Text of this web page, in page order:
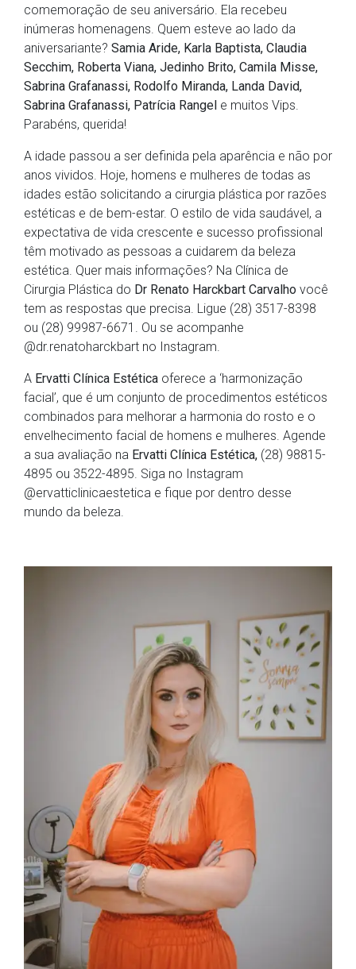
comemoração de seu aniversário. Ela recebeu
inúmeras homenagens. Quem esteve ao lado da
aniversariante? Samia Aride, Karla Baptista, Claudia
Secchim, Roberta Viana, Jedinho Brito, Camila Misse,
Sabrina Grafanassi, Rodolfo Miranda, Landa David,
Sabrina Grafanassi, Patrícia Rangel e muitos Vips.
Parabéns, querida!
A idade passou a ser definida pela aparência e não por
anos vividos. Hoje, homens e mulheres de todas as
idades estão solicitando a cirurgia plástica por razões
estéticas e de bem-estar. O estilo de vida saudável, a
expectativa de vida crescente e sucesso profissional
têm motivado as pessoas a cuidarem da beleza
estética. Quer mais informações? Na Clínica de
Cirurgia Plástica do Dr Renato Harckbart Carvalho você
tem as respostas que precisa. Ligue (28) 3517-8398
ou (28) 99987-6671. Ou se acompanhe
@dr.renatoharckbart no Instagram.
A Ervatti Clínica Estética oferece a ‘harmonização
facial’, que é um conjunto de procedimentos estéticos
combinados para melhorar a harmonia do rosto e o
envelhecimento facial de homens e mulheres. Agende
a sua avaliação na Ervatti Clínica Estética, (28) 98815-
4895 ou 3522-4895. Siga no Instagram
@ervatticlinicaestetica e fique por dentro desse
mundo da beleza.